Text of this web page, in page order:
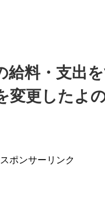
給料・支出
変更したよ
スポンサーリンク